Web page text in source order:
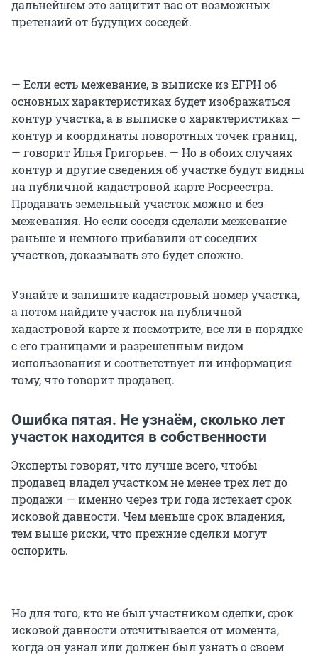
дальнейшем это защитит вас от возможных
претензий от будущих соседей.
— Если есть межевание, в выписке из ЕГРН об
основных характеристиках будет изображаться
контур участка, а в выписке о характеристиках —
контур и координаты поворотных точек границ,
— говорит Илья Григорьев. — Но в обоих случаях
контур и другие сведения об участке будут видны
на публичной кадастровой карте Росреестра.
Продавать земельный участок можно и без
межевания. Но если соседи сделали межевание
раньше и немного прибавили от соседних
участков, доказывать это будет сложно.
Узнайте и запишите кадастровый номер участка,
а потом найдите участок на публичной
кадастровой карте и посмотрите, все ли в порядке
с его границами и разрешенным видом
использования и соответствует ли информация
тому, что говорит продавец.
Ошибка пятая. Не узнаём, сколько лет
участок находится в собственности
Эксперты говорят, что лучше всего, чтобы
продавец владел участком не менее трех лет до
продажи — именно через три года истекает срок
исковой давности. Чем меньше срок владения,
тем выше риски, что прежние сделки могут
оспорить.
Но для того, кто не был участником сделки, срок
исковой давности отсчитывается от момента,
когда он узнал или должен был узнать о своем